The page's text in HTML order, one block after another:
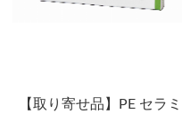
【取り寄せ品】PE セラミ